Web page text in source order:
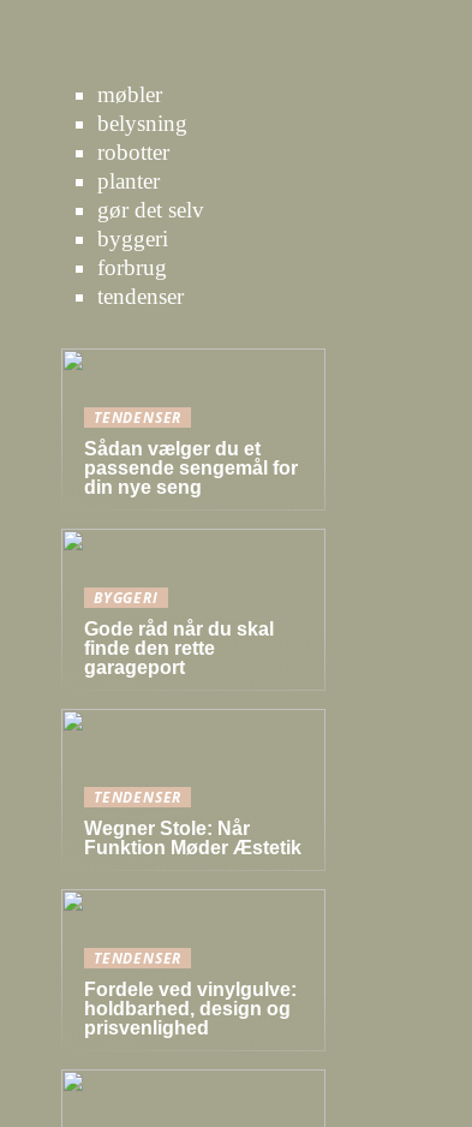
møbler
belysning
robotter
planter
gør det selv
byggeri
forbrug
tendenser
TENDENSER
Sådan vælger du et
passende sengemål for
din nye seng
BYGGERI
Gode råd når du skal
finde den rette
garageport
TENDENSER
Wegner Stole: Når
Funktion Møder Æstetik
TENDENSER
Fordele ved vinylgulve:
holdbarhed, design og
prisvenlighed